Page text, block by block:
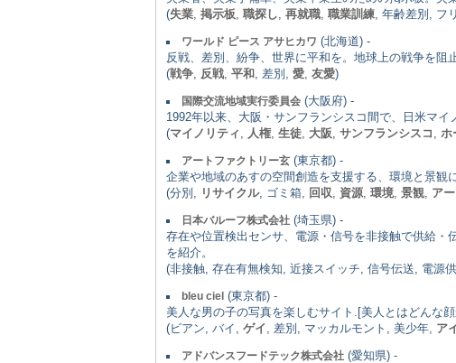
(失業 掲示板 職探し 再就職 職業訓練 , 年齢差別, フ
ワールド ピース アサヒカワ (北海道) -
反戦、差別、紛争、世界に平和を。地球上の戦争を阻
(戦争 反戦 平和 , 差別, 愛 友愛)
国際交流地域実行委員会 (大阪府) -
1992年以来、大阪・サンフランシスコ間で、日米マ
(マイノリティ 人権 生徒 大阪 サンフランシスコ ホ
アートファクトリー玄 (東京都) -
企業や地域のあすの空間創造を支援する、環境と景観
(分別,
リサイクル, ゴミ箱, 回収 資源 環境 景観 ア
日本バルーフ株式会社 (埼玉県) -
存在や位置検出センサ、電源・信号を非接触で供給
を紹介。
(非接触, 存在有無検知, 近接スイッチ, 信号伝送, 電源
bleu ciel (東京都) -
美人な男の子の写真を楽しむサイト.[美人とはどんな
(ビアン, バイ, ゲイ , 差別, マッカルモント, 美少年, ア
アドバンスフードテック株式会社 (愛知県) -